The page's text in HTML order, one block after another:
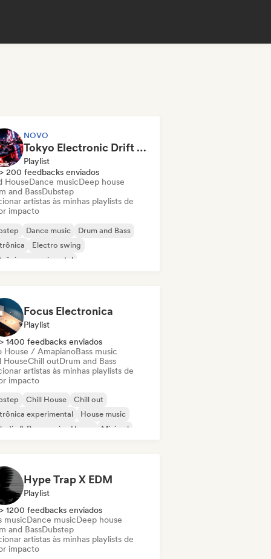
NOVO
Tokyo Electronic Drift 🏎️ Schranz, Hard Techno & Anime EDM
Playlist
> 200 feedbacks enviados
HouseDance musicDeep house
and BassDubstep
artistas às minhas playlists de
impacto
Dance music
Drum and Bass
Electro swing
experimental
Focus Electronica
Playlist
> 1400 feedbacks enviados
House / AmapianoBass music
HouseChill outDrum and Bass
artistas às minhas playlists de
impacto
Chill House
Chill out
experimental
House music
& Progressive House
Minimal
Hype Trap X EDM
Playlist
> 1200 feedbacks enviados
musicDance musicDeep house
and BassDubstep
artistas às minhas playlists de
impacto